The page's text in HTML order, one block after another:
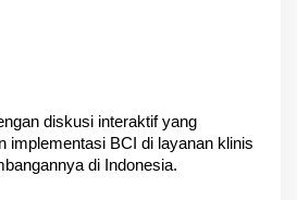
diskusi interaktif yang
implementasi BCI di layanan klinis
di Indonesia.